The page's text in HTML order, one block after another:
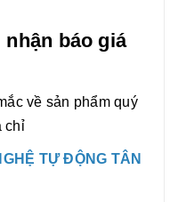
báo giá
về sản phẩm quý
chỉ
TỰ ĐỘNG TÂN